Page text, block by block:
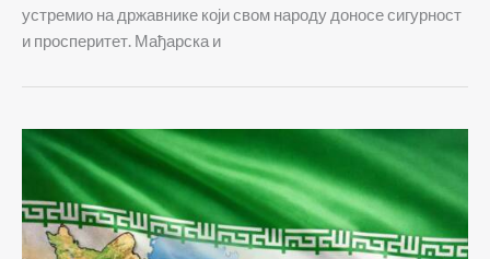
устремио на државнике који свом народу доносе сигурност
и просперитет. Мађарска и